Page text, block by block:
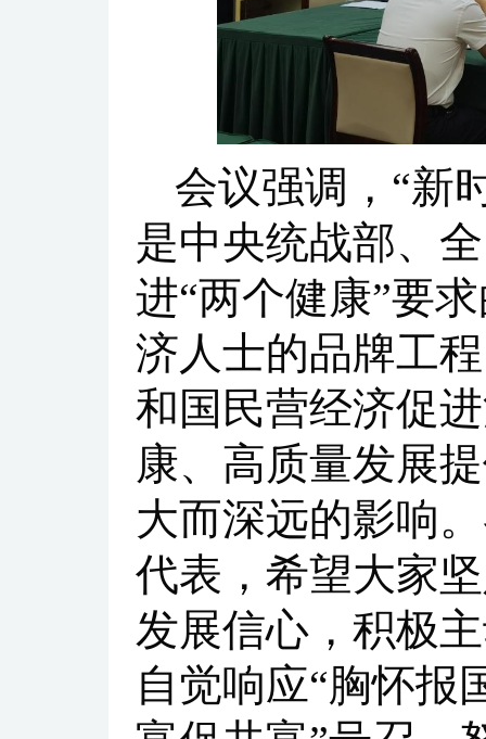
会议强调，“新
是中央统战部、
进“两个健康”要
济人士的品牌工
和国民营经济促
康、高质量发展
大而深远的影响
代表，希望大家
发展信心，积极
自觉响应“胸怀报